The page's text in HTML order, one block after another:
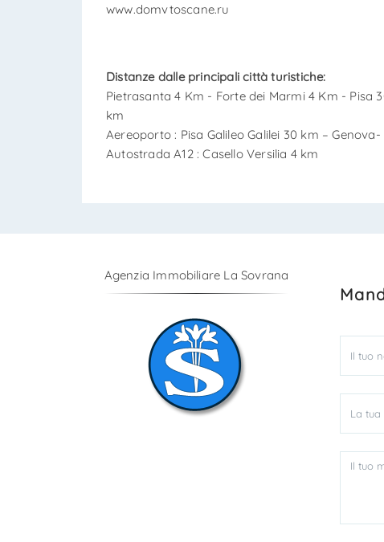
www.domvtoscane.ru
Distanze dalle principali città turistiche:
Pietrasanta 4 Km - Forte dei Marmi 4 Km - Pisa
km
Aereoporto : Pisa Galileo Galilei 30 km – Genova-
Autostrada A12 : Casello Versilia 4 km
Agenzia Immobiliare La Sovrana